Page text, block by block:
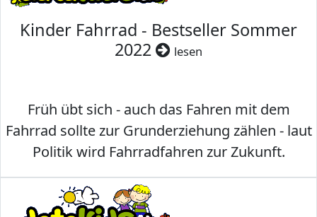
Kinder Fahrrad - Bestseller Sommer
2022
lesen
Früh übt sich - auch das Fahren mit dem
Fahrrad sollte zur Grunderziehung zählen - laut
Politik wird Fahrradfahren zur Zukunft.